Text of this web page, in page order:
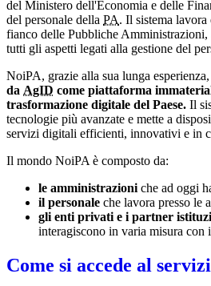
del Ministero dell'Economia e delle
del personale della PA. Il sistema lavora
fianco delle Pubbliche Amministrazioni,
tutti gli aspetti legati alla gestione del
NoiPA, grazie alla sua lunga esperienza,
da AgID come piattaforma
trasformazione digitale del Paese. Il
tecnologie più avanzate e mette a
servizi digitali efficienti, innovativi e in
Il mondo NoiPA è composto da:
le amministrazioni che ad oggi
il personale che lavora presso le
gli enti privati e i partner
interagiscono in varia misura con
Come si accede al